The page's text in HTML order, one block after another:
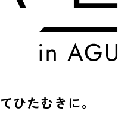
ひたむきに。